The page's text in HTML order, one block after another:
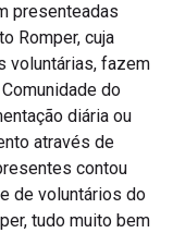
presenteadas
Romper, cuja
voluntárias, fazem
do
diária ou
através de
contou
de voluntários do
tudo muito bem